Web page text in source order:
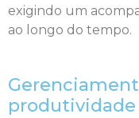
exigindo um
ao longo do tempo.
produtividade